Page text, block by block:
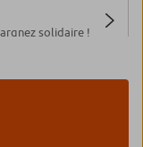
solidaire !